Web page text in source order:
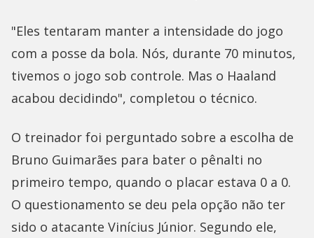
"Eles tentaram manter a intensidade do jogo
com a posse da bola. Nós, durante 70 minutos,
tivemos o jogo sob controle. Mas o Haaland
acabou decidindo", completou o técnico.
O treinador foi perguntado sobre a escolha de
Bruno Guimarães para bater o pênalti no
primeiro tempo, quando o placar estava 0 a 0.
O questionamento se deu pela opção não ter
sido o atacante Vinícius Júnior. Segundo ele,